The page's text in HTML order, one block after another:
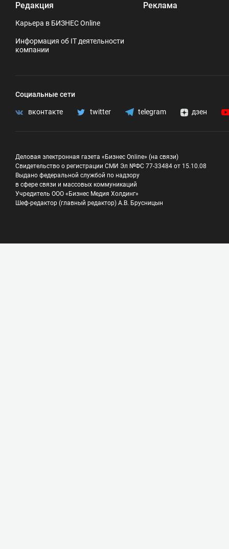
Редакция
Карьера в БИЗНЕС Online
Информация об IT деятельности
компании
Реклама
Социальные сети
вконтакте twitter telegram дзен
Деловая электронная газета «Бизнес Online» (на связи)
Свидетельство о регистрации СМИ Эл №ФС 77-33484 от 15.10.08
Выдано федеральной службой по надзору
в сфере связи и массовых коммуникаций
Учредитель ООО «Бизнес Медия Холдинг»
Шеф-редактор (главный редактор) А.В. Брусницын